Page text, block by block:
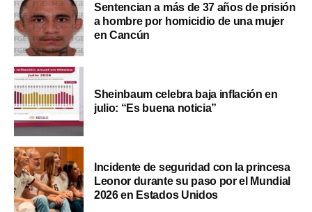
Sentencian a más de 37 años de prisión
a hombre por homicidio de una mujer
en Cancún
Sheinbaum celebra baja inflación en
julio: “Es buena noticia”
Incidente de seguridad con la princesa
Leonor durante su paso por el Mundial
2026 en Estados Unidos